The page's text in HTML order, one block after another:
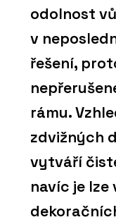
odolnost
v
řešení,
rámu.
zdvižných
vytváří
navíc je